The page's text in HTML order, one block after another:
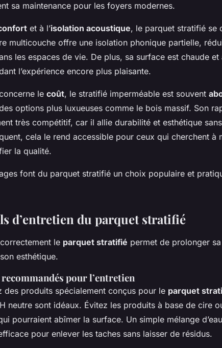
sa maintenance pour les foyers modernes.
et à l’isolation acoustique, le parquet stratifié se
multicouche offre une isolation phonique partielle,
les espaces de vie. De plus, sa surface est chaude
l’expérience encore plus plaisante.
le coût, le stratifié imperméable est souvent
options plus luxueuses comme le bois massif. Son
très compétitif, car il allie durabilité et esthétique
cela le rend accessible pour ceux qui cherchent à
la qualité.
font du parquet stratifié un choix populaire et
d’entretien du parquet stratifié
le parquet stratifié permet de prolonger
esthétique.
pour l’entretien
des produits spécialement conçus pour le parquet
neutre sont idéaux. Évitez les produits à base de cire
pourraient abîmer la surface. Un simple mélange
pour enlever les taches sans laisser de résidus.